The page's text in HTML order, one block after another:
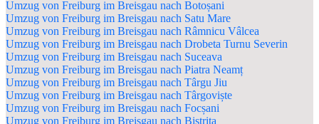
Umzug von Freiburg im Breisgau nach Botoșani
Umzug von Freiburg im Breisgau nach Satu Mare
Umzug von Freiburg im Breisgau nach Râmnicu Vâlcea
Umzug von Freiburg im Breisgau nach Drobeta Turnu Severin
Umzug von Freiburg im Breisgau nach Suceava
Umzug von Freiburg im Breisgau nach Piatra Neamț
Umzug von Freiburg im Breisgau nach Târgu Jiu
Umzug von Freiburg im Breisgau nach Târgoviște
Umzug von Freiburg im Breisgau nach Focșani
Umzug von Freiburg im Breisgau nach Bistrița